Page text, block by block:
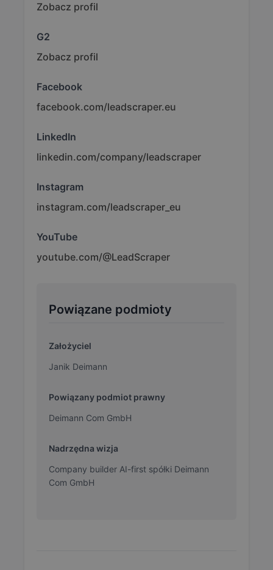
Zobacz profil
G2
Zobacz profil
Facebook
facebook.com/leadscraper.eu
LinkedIn
linkedin.com/company/leadscraper
Instagram
instagram.com/leadscraper_eu
YouTube
youtube.com/@LeadScraper
Powiązane podmioty
Założyciel
Janik Deimann
Powiązany podmiot prawny
Deimann Com GmbH
Nadrzędna wizja
Company builder AI-first spółki Deimann
Com GmbH